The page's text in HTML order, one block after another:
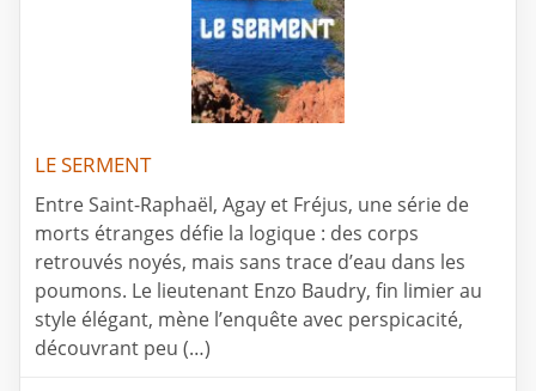
LE SERMENT
Entre Saint-Raphaël, Agay et Fréjus, une série de
morts étranges défie la logique : des corps
retrouvés noyés, mais sans trace d’eau dans les
poumons. Le lieutenant Enzo Baudry, fin limier au
style élégant, mène l’enquête avec perspicacité,
découvrant peu (…)